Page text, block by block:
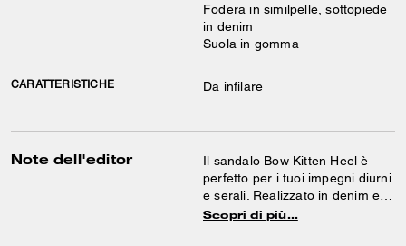
Fodera in similpelle, sottopiede
in denim
Suola in gomma
CARATTERISTICHE Da infilare
Note dell'editor
Il sandalo Bow Kitten Heel è
perfetto per i tuoi impegni diurni
e serali. Realizzato in denim e
pelle, presenta una suola in
Scopri di più…